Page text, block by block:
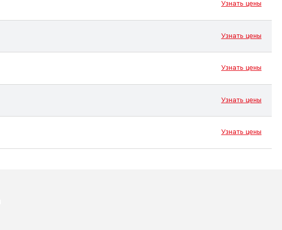
Узнать цены
Узнать цены
Узнать цены
Узнать цены
Узнать цены